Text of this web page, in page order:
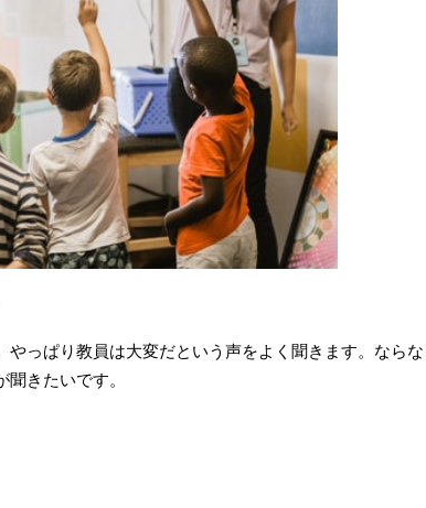
っぱり教員は大変だという声をよく聞きます。ならな
きたいです。